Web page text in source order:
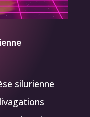
silurienne